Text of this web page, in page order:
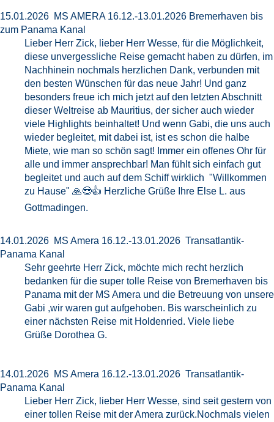
15.01.2026 MS AMERA 16.12.-13.01.2026 Bremerhaven bis
zum Panama Kanal
Lieber Herr Zick, lieber Herr Wesse, für die Möglichkeit,
diese unvergessliche Reise gemacht haben zu dürfen, im
Nachhinein nochmals herzlichen Dank, verbunden mit
den besten Wünschen für das neue Jahr! Und ganz
besonders freue ich mich jetzt auf den letzten Abschnitt
dieser Weltreise ab Mauritius, der sicher auch wieder
viele Highlights beinhaltet! Und wenn Gabi, die uns auch
wieder begleitet, mit dabei ist, ist es schon die halbe
Miete, wie man so schön sagt! Immer ein offenes Ohr für
alle und immer ansprechbar! Man fühlt sich einfach gut
begleitet und auch auf dem Schiff wirklich "Willkommen
zu Hause" 🙏😎👍 Herzliche Grüße Ihre Else L. aus
Gottmadingen.
14.01.2026 MS Amera 16.12.-13.01.2026 Transatlantik-
Panama Kanal
Sehr geehrte Herr Zick, möchte mich recht herzlich
bedanken für die super tolle Reise von Bremerhaven bis
Panama mit der MS Amera und die Betreuung von unsere
Gabi ,wir waren gut aufgehoben. Bis warscheinlich zu
einer nächsten Reise mit Holdenried. Viele liebe
Grüße Dorothea G.
14.01.2026 MS Amera 16.12.-13.01.2026 Transatlantik-
Panama Kanal
Lieber Herr Zick, lieber Herr Wesse, sind seit gestern von
einer tollen Reise mit der Amera zurück.Nochmals vielen